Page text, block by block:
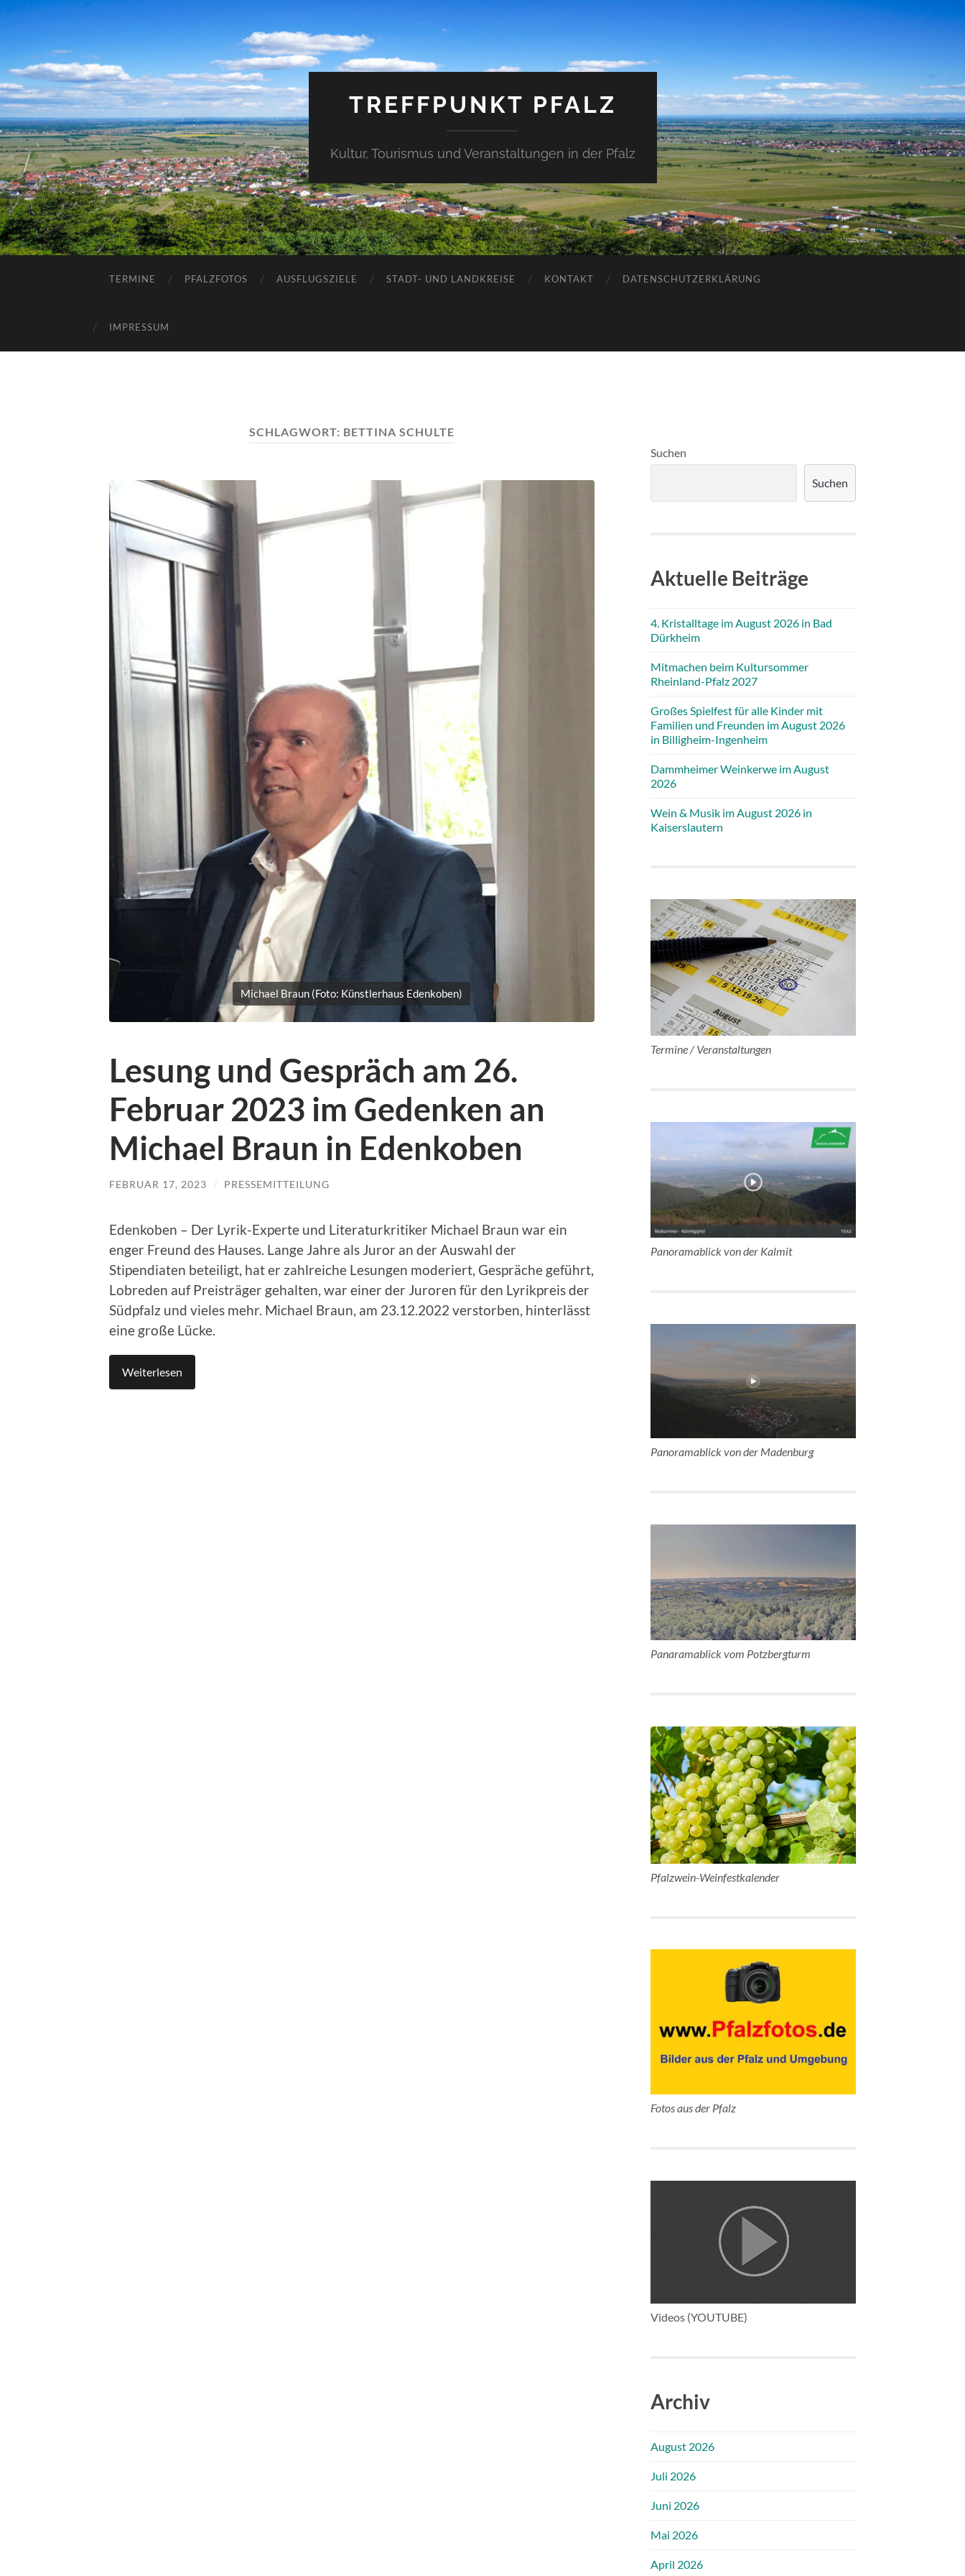
TREFFPUNKT PFALZ
Kultur, Tourismus und Veranstaltungen in der Pfalz
TERMINE PFALZFOTOS AUSFLUGSZIELE STADT- UND LANDKREISE KONTAKT DATENSCHUTZERKLÄRUNG
IMPRESSUM
SCHLAGWORT: BETTINA SCHULTE
Michael Braun (Foto: Künstlerhaus Edenkoben)
Lesung und Gespräch am 26.
Februar 2023 im Gedenken an
Michael Braun in Edenkoben
FEBRUAR 17, 2023 / PRESSEMITTEILUNG
Edenkoben – Der Lyrik-Experte und Literaturkritiker Michael Braun war ein
enger Freund des Hauses. Lange Jahre als Juror an der Auswahl der
Stipendiaten beteiligt, hat er zahlreiche Lesungen moderiert, Gespräche geführt,
Lobreden auf Preisträger gehalten, war einer der Juroren für den Lyrikpreis der
Südpfalz und vieles mehr. Michael Braun, am 23.12.2022 verstorben, hinterlässt
eine große Lücke.
Weiterlesen
Suchen
Suchen
Aktuelle Beiträge
4. Kristalltage im August 2026 in Bad
Dürkheim
Mitmachen beim Kultursommer
Rheinland-Pfalz 2027
Großes Spielfest für alle Kinder mit
Familien und Freunden im August 2026
in Billigheim-Ingenheim
Dammheimer Weinkerwe im August
2026
Wein & Musik im August 2026 in
Kaiserslautern
Termine / Veranstaltungen
Panoramablick von der Kalmit
Panoramablick von der Madenburg
Panaramablick vom Potzbergturm
Pfalzwein-Weinfestkalender
Fotos aus der Pfalz
Videos (YOUTUBE)
Archiv
August 2026
Juli 2026
Juni 2026
Mai 2026
April 2026